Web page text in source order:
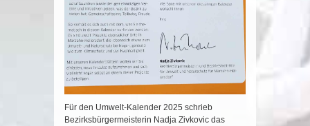
Für den Umwelt-Kalender 2025 schrieb
Bezirksbürgermeisterin Nadja Zivkovic das